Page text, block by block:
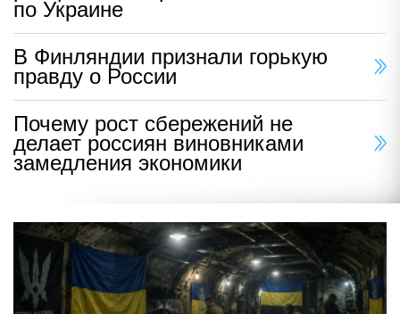
по Украине
В Финляндии признали горькую
правду о России
Почему рост сбережений не
делает россиян виновниками
замедления экономики